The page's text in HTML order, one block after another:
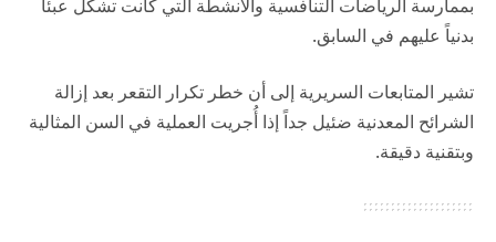
بممارسة الرياضات التنافسية والأنشطة التي كانت تشكل عبئاً
بدنياً عليهم في السابق.
تشير المتابعات السريرية إلى أن خطر تكرار التقعر بعد إزالة
الشرائح المعدنية ضئيل جداً إذا أُجريت العملية في السن المثالية
وبتقنية دقيقة.